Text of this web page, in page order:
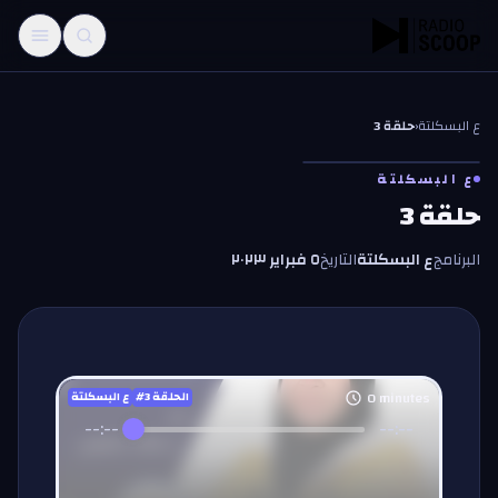
ع البسكلتة‹حلقة 3
ع البسكلتة
حلقة 3
البرنامجع البسكلتةالتاريخ٥ فبراير ٢٠٢٣
ع البسكلتة #الحلقة3 0minutes
--:-- --:--